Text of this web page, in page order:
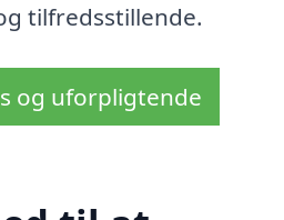
tilfredsstillende.
og uforpligtende